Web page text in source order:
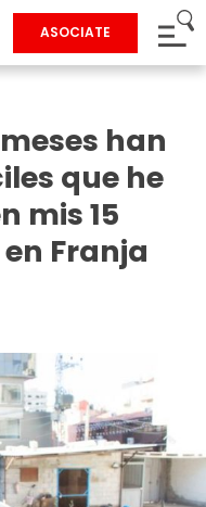
ASOCIATE
han
que he
mis 15
Franja